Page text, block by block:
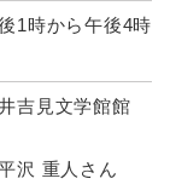
1時から午後4時ま
吉見文学館館
沢 重人さん